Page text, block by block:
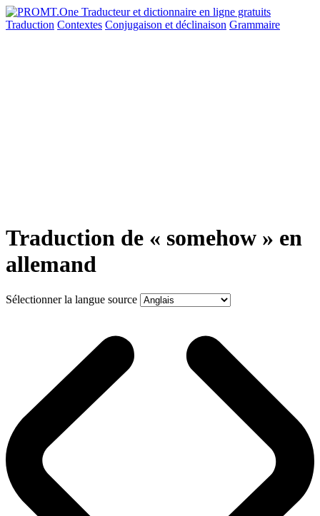
Traduction Contextes Conjugaison et déclinaison Grammaire
Traduction de « somehow » en
allemand
Sélectionner la langue source